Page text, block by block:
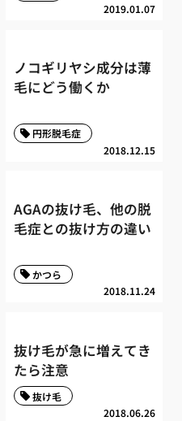
2019.01.07
ノコギリヤシ成分は薄
毛にどう働くか
2018.12.15
円形脱毛症
AGAの抜け毛、他の脱
毛症との抜け方の違い
2018.11.24
かつら
抜け毛が急に増えてき
たら注意
2018.06.26
抜け毛